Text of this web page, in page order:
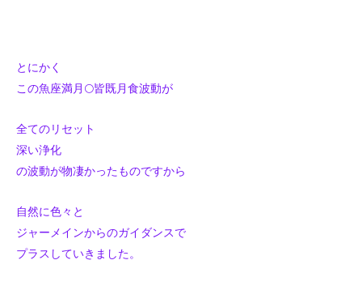
とにかく
この魚座満月🌕皆既月食波動が
全てのリセット
深い浄化
の波動が物凄かったものですから
自然に色々と
ジャーメインからのガイダンスで
プラスしていきました。